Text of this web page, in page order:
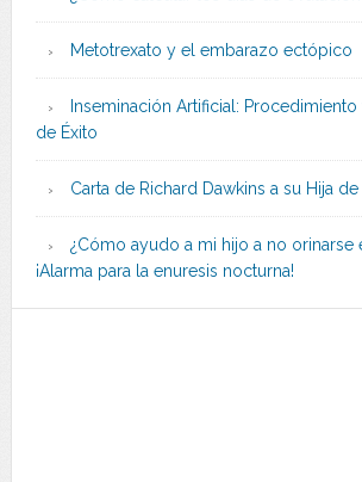
Metotrexato y el embarazo ectópico
Inseminación Artificial:
de Éxito
Carta de Richard Dawkins a su Hija
¿Cómo ayudo a mi hijo a no orinarse
¡Alarma para la enuresis nocturna!